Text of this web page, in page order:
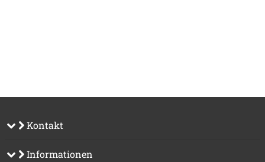
Kontakt
Informationen